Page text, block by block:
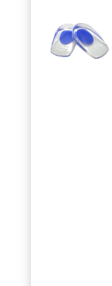
ェルヒール
ンソールに
に引いても
ができます
細菌の増殖
り、インソ
/ 【様々な
レス腱炎、
状作業員、
ーツにまで
ウトドア、
下の有無に
ブーツなど